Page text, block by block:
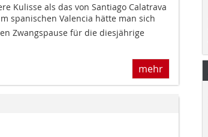
Kulisse als das von Santiago Calatrava
spanischen Valencia hätte man sich
Zwangspause für die diesjährige
mehr